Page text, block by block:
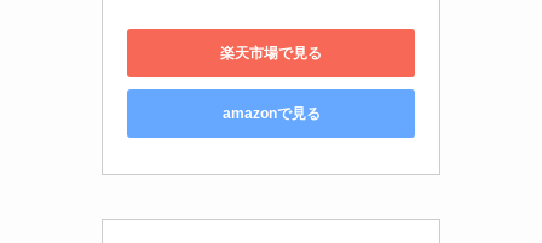
楽天市場で見る
amazonで見る